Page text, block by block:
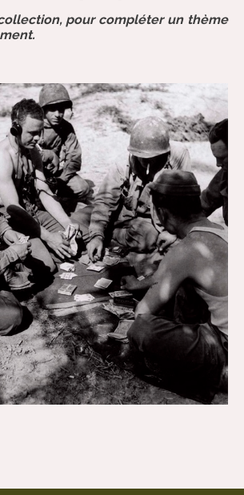
pour compléter un thème